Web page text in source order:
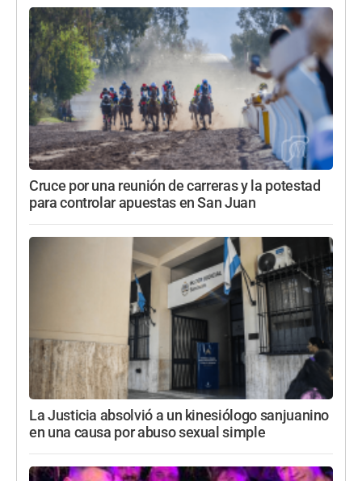
Cruce por una reunión de carreras y la potestad
para controlar apuestas en San Juan
La Justicia absolvió a un kinesiólogo sanjuanino
en una causa por abuso sexual simple